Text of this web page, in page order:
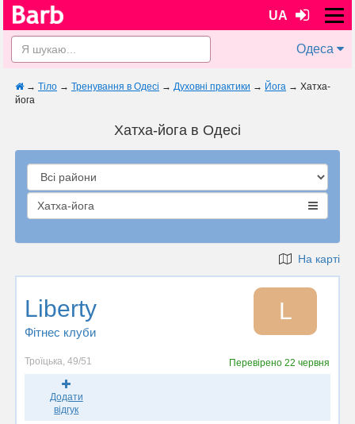
UA
Одеса
→ Тіло → Тренування в Одесі → Духовні практики → Йога → Хатха-
йога
Хатха-йога в Одесі
Хатха-йога
На карті
Liberty
Фітнес клуби
L
Троїцька, 49/51 Перевірено22 червня
Додати
відгук